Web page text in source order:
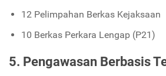
12 Pelimpahan Berkas Kejaksaan
10 Berkas Perkara Lengap (P21)
5. Pengawasan Berbasis